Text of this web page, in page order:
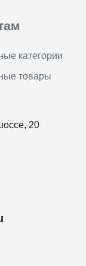
категории
товары
20